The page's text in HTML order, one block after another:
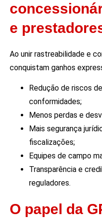
e
Ao unir rastreabilidade e
conquistam ganhos
Redução de riscos
conformidades;
Menos perdas e
Mais segurança
fiscalizações;
Equipes de campo
Transparência e
reguladores.
O papel da